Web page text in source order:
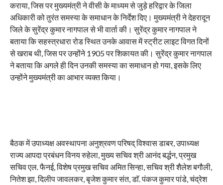
कराया, जिस पर मुख्यमंत्री ने वीसी के माध्यम से जुड़े हरिद्वार के जिला
अधिकारी को तुरंत समस्या के समाधान के निर्देश दिए। मुख्यमंत्री ने देहरादून
जिले के सुरेंद्र कुमार नागपाल से भी वार्ता की। सुरेंद्र कुमार नागपाल ने
बताया कि सहस्त्रधारा रोड स्थित उनके आवास में स्ट्रीट लाइट विगत दिनों
से खराब थी, जिस पर उन्होंने 1905 पर शिकायत की। सुरेंद्र कुमार नागपाल
ने बताया कि अगले ही दिन उनकी समस्या का समाधान हो गया, इसके लिए
उन्होंने मुख्यमंत्री का आभार व्यक्त किया।
बैठक में उपाध्यक्ष अवस्थापना अनुश्रवण परिषद् विश्वास डाबर, उपाध्यक्ष
राज्य आपदा प्रबंधन विनय रुहेला, मुख्य सचिव श्री आनंद बर्द्धन, प्रमुख
सचिव एल. फैनई, विशेष प्रमुख सचिव अमित सिन्हा, सचिव श्री शैलेश बगौली,
नितेश झा, दिलीप जावलकर, बृजेश कुमार संत, डाॅ. पंकज कुमार पांडे, चंद्रेश